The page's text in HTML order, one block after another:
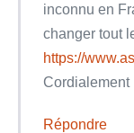
inconnu en
changer tout
https://
Cordialement
Répondre